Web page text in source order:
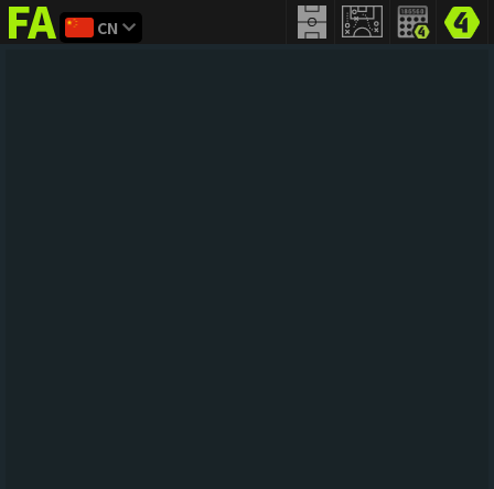
FIFAaddict
CN